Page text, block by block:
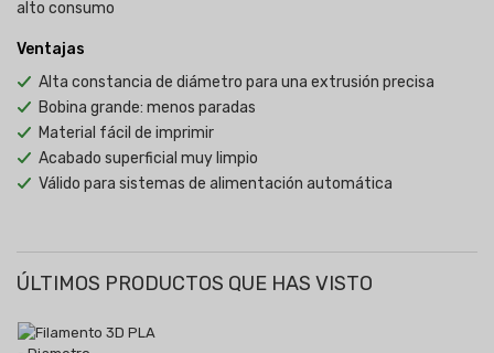
alto consumo
Ventajas
Alta constancia de diámetro para una extrusión precisa
Bobina grande: menos paradas
Material fácil de imprimir
Acabado superficial muy limpio
Válido para sistemas de alimentación automática
ÚLTIMOS PRODUCTOS QUE HAS VISTO